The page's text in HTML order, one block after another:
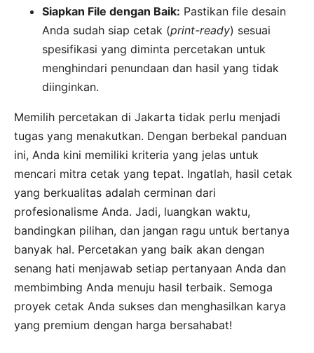
Siapkan File dengan Baik: Pastikan file desain
Anda sudah siap cetak (print-ready) sesuai
spesifikasi yang diminta percetakan untuk
menghindari penundaan dan hasil yang tidak
diinginkan.
Memilih percetakan di Jakarta tidak perlu menjadi
tugas yang menakutkan. Dengan berbekal panduan
ini, Anda kini memiliki kriteria yang jelas untuk
mencari mitra cetak yang tepat. Ingatlah, hasil cetak
yang berkualitas adalah cerminan dari
profesionalisme Anda. Jadi, luangkan waktu,
bandingkan pilihan, dan jangan ragu untuk bertanya
banyak hal. Percetakan yang baik akan dengan
senang hati menjawab setiap pertanyaan Anda dan
membimbing Anda menuju hasil terbaik. Semoga
proyek cetak Anda sukses dan menghasilkan karya
yang premium dengan harga bersahabat!